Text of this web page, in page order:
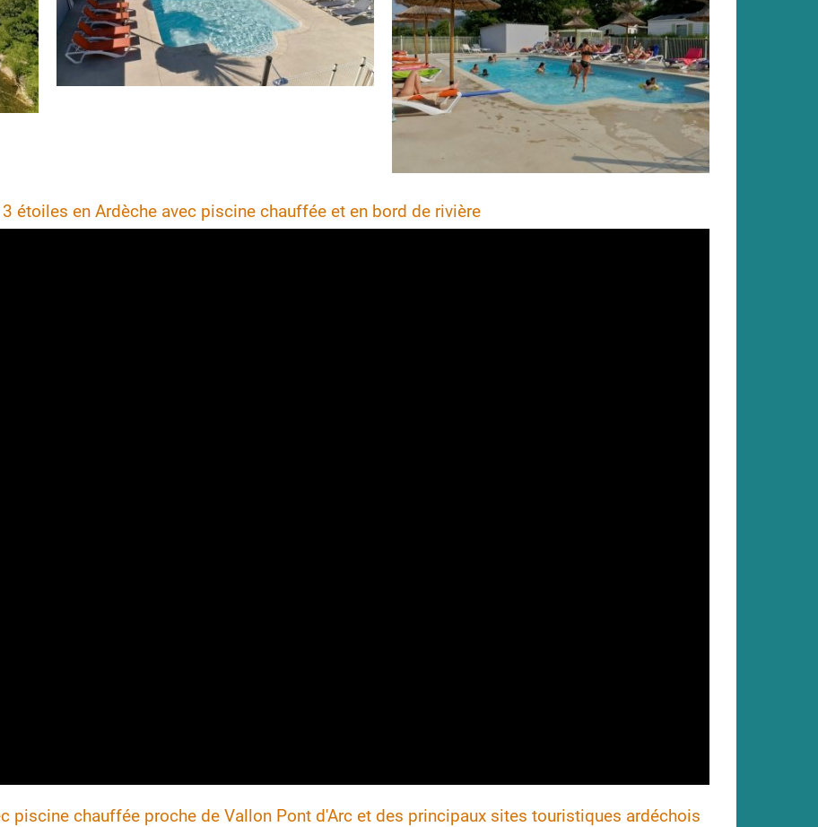
étoiles en Ardèche avec piscine chauffée et en bord de rivière
piscine chauffée proche de Vallon Pont d'Arc et des principaux sites touristiques ardéchois